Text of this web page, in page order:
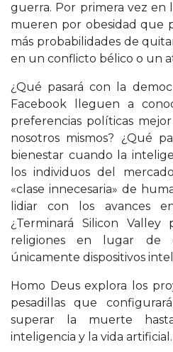
guerra. Por primera vez en
mueren por obesidad que
más probabilidades de
en un conflicto bélico o un
¿Qué pasará con la
Facebook lleguen a
preferencias políticas
nosotros mismos? ¿Qué
bienestar cuando la
los individuos del
«clase innecesaria» de
lidiar con los avances
¿Terminará Silicon
religiones en lugar de
únicamente dispositivos
Homo Deus explora los
pesadillas que
superar la muerte
inteligencia y la vida artificial.